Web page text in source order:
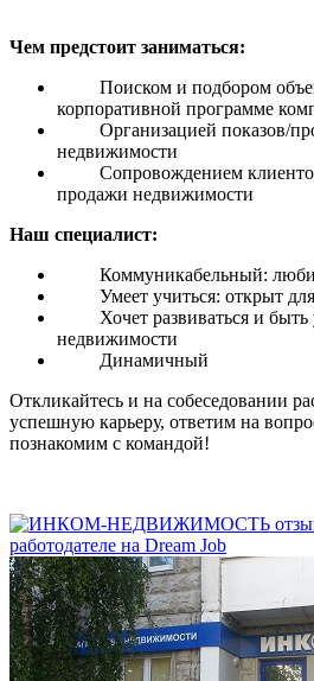
Чем предстоит заниматься:
Поиском и подбором
корпоративной программе
Организацией показов/
недвижимости
Сопровождением клиентов
продажи недвижимости
Наш специалист:
Коммуникабельный: любит
Умеет учиться: открыт для
Хочет развиваться и быть
недвижимости
Динамичный
Откликайтесь и на собеседовании
успешную карьеру, ответим на
познакомим с командой!